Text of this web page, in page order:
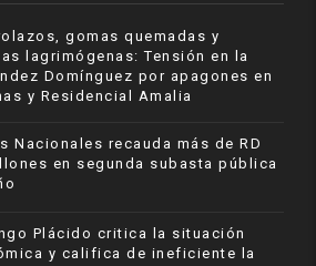
gomas quemadas y
lagrimógenas: Tensión en la
Domínguez por apagones en
y Residencial Amalia
Nacionales recauda más de RD
en segunda subasta pública
Plácido critica la situación
y califica de ineficiente la